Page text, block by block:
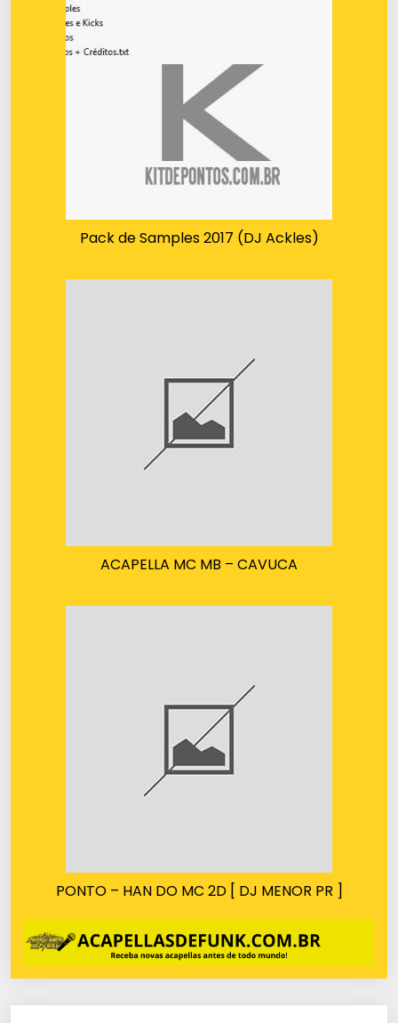
Pack de Samples 2017 (DJ Ackles)
ACAPELLA MC MB – CAVUCA
PONTO – HAN DO MC 2D [ DJ MENOR PR ]